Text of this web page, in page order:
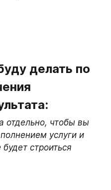
делать по
отдельно, чтобы вы
услуги и
строиться